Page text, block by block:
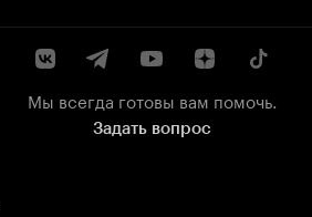
Мы всегда готовы вам помочь.
Задать вопрос